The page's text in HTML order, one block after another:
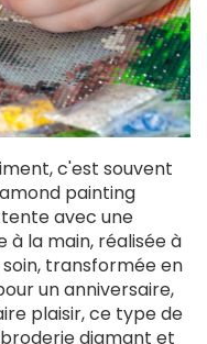
c'est souvent
painting
avec une
à la main, réalisée à
transformée en
un anniversaire,
plaisir, ce type de
diamant et